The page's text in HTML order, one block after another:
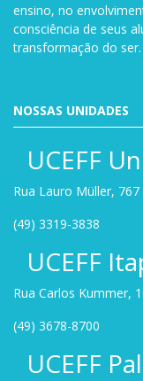
ensino, no
consciência de seus
transformação do ser.
NOSSAS UNIDADES
UCEFF
Rua Lauro Müller,
(49) 3319-3838
UCEFF
Rua Carlos Kummer,
(49) 3678-8700
UCEFF